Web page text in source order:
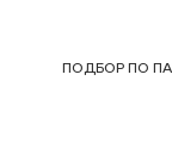
ПОДБОР ПО